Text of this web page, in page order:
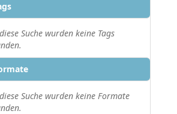
Suche wurden keine Tags
Suche wurden keine Formate